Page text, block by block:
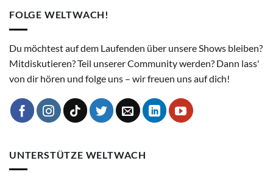
FOLGE WELTWACH!
Du möchtest auf dem Laufenden über unsere Shows bleiben?
Mitdiskutieren? Teil unserer Community werden? Dann lass'
von dir hören und folge uns – wir freuen uns auf dich!
UNTERSTÜTZE WELTWACH